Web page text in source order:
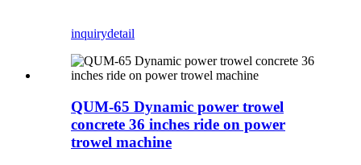
inquirydetail
QUM-65 Dynamic power trowel
concrete 36 inches ride on power
trowel machine